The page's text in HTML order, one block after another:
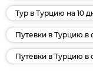
Тур в Турцию на 10
Путевки в Турцию в
Путевки в Турцию в